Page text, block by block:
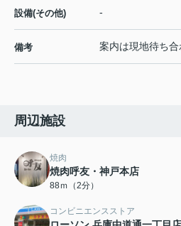
設備(その他) -
備考 案内は現地待ち
周辺施設
焼肉
焼肉呼友・神戸本店
88ｍ（2分）
コンビニエンスストア